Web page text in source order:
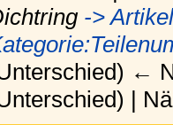
->
←
|